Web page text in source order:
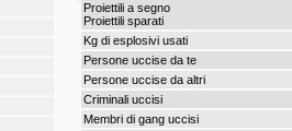
Proiettili a segno
Proiettili sparati
Kg di esplosivi usati
Persone uccise da te
Persone uccise da altri
Criminali uccisi
Membri di gang uccisi